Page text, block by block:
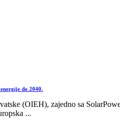
do 2040.
(OIEH), zajedno sa
...